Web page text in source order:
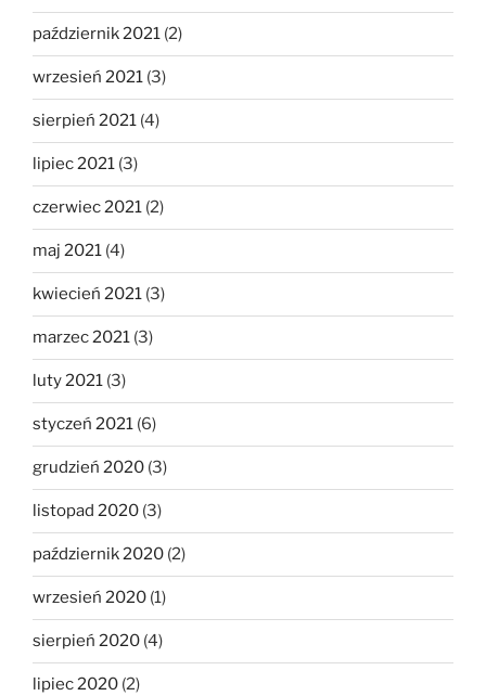
październik 2021 (2)
wrzesień 2021 (3)
sierpień 2021 (4)
lipiec 2021 (3)
czerwiec 2021 (2)
maj 2021 (4)
kwiecień 2021 (3)
marzec 2021 (3)
luty 2021 (3)
styczeń 2021 (6)
grudzień 2020 (3)
listopad 2020 (3)
październik 2020 (2)
wrzesień 2020 (1)
sierpień 2020 (4)
lipiec 2020 (2)